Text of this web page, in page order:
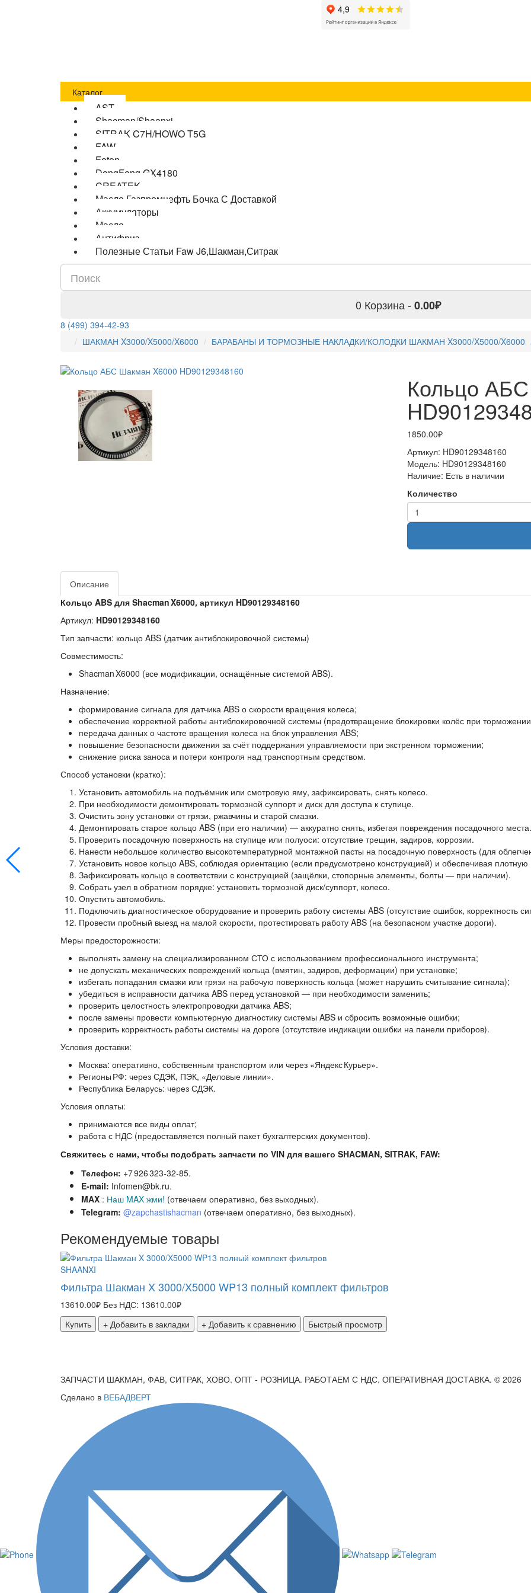
Каталог
AST
Shacman/Shaanxi
SITRAK C7H/HOWO T5G
FAW
Foton
DongFeng GX4180
CREATEK
Масло Газпромнефть Бочка С Доставкой
Аккумуляторы
Масло
Антифриз
Полезные Статьи Faw J6,Шакман,Ситрак
0 Корзина - 0.00₽
8 (499) 394-42-93
ШАКМАН X3000/X5000/X6000
БАРАБАНЫ И ТОРМОЗНЫЕ НАКЛАДКИ/КОЛОДКИ ШАКМАН X3000/X5000/X6000
Кольцо
1850.00₽
Артикул: HD90129348160
Модель: HD90129348160
Наличие: Есть в наличии
Количество
Описание
Кольцо ABS для Shacman X6000, артикул HD90129348160
Артикул: HD90129348160
Тип запчасти: кольцо ABS (датчик антиблокировочной системы)
Совместимость:
Shacman X6000 (все модификации, оснащённые системой ABS).
Назначение:
формирование сигнала для датчика ABS о скорости вращения колеса;
обеспечение корректной работы антиблокировочной системы (предотвращение блокировки колёс при
передача данных о частоте вращения колеса на блок управления ABS;
повышение безопасности движения за счёт поддержания управляемости при экстренном торможении;
снижение риска заноса и потери контроля над транспортным средством.
Способ установки (кратко):
Установить автомобиль на подъёмник или смотровую яму, зафиксировать, снять колесо.
При необходимости демонтировать тормозной суппорт и диск для доступа к ступице.
Очистить зону установки от грязи, ржавчины и старой смазки.
Демонтировать старое кольцо ABS (при его наличии) — аккуратно снять, избегая повреждения посадочного места.
Проверить посадочную поверхность на ступице или полуоси: отсутствие трещин, задиров, коррозии.
Нанести небольшое количество высокотемпературной монтажной пасты на посадочную поверхность (для
Установить новое кольцо ABS, соблюдая ориентацию (если предусмотрено конструкцией) и обеспечивая плотную
Зафиксировать кольцо в соответствии с конструкцией (защёлки, стопорные элементы, болты — при наличии).
Собрать узел в обратном порядке: установить тормозной диск/суппорт, колесо.
Опустить автомобиль.
Подключить диагностическое оборудование и проверить работу системы ABS (отсутствие ошибок, корректность
Провести пробный выезд на малой скорости, протестировать работу ABS (на безопасном участке дороги).
Меры предосторожности:
выполнять замену на специализированном СТО с использованием профессионального инструмента;
не допускать механических повреждений кольца (вмятин, задиров, деформации) при установке;
избегать попадания смазки или грязи на рабочую поверхность кольца (может нарушить считывание сигнала);
убедиться в исправности датчика ABS перед установкой — при необходимости заменить;
проверить целостность электропроводки датчика ABS;
после замены провести компьютерную диагностику системы ABS и сбросить возможные ошибки;
проверить корректность работы системы на дороге (отсутствие индикации ошибки на панели приборов).
Условия доставки:
Москва: оперативно, собственным транспортом или через «Яндекс Курьер».
Регионы РФ: через СДЭК, ПЭК, «Деловые линии».
Республика Беларусь: через СДЭК.
Условия оплаты:
принимаются все виды оплат;
работа с НДС (предоставляется полный пакет бухгалтерских документов).
Свяжитесь с нами, чтобы подобрать запчасти по VIN для вашего SHACMAN, SITRAK, FAW:
Телефон: +7 926 323‑32‑85.
E‑mail: Infomen@bk.ru.
MAX : Наш MAX жми! (отвечаем оперативно, без выходных).
Telegram: @zapchastishacman (отвечаем оперативно, без выходных).
Рекомендуемые товары
SHAANXI
Фильтра Шакман X 3000/X5000 WP13 полный комплект фильтров
13610.00₽ Без НДС: 13610.00₽
Купить
+ Добавить в закладки + Добавить к сравнению Быстрый просмотр
ЗАПЧАСТИ ШАКМАН, ФАВ, СИТРАК, ХОВО. ОПТ - РОЗНИЦА. РАБОТАЕМ С НДС. ОПЕРАТИВНАЯ ДОСТАВКА. © 2026
Сделано в ВЕБАДВЕРТ